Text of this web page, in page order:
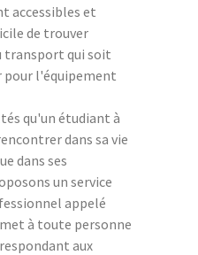
accessibles et
de trouver
transport qui soit
pour l'équipement
qu'un étudiant à
dans sa vie
dans ses
un service
appelé
à toute personne
aux